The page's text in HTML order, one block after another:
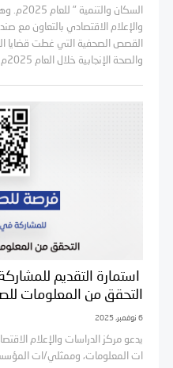
السكان
والإعلام الاقتصادي بالتعاون مع
القصص الصحفية التي غطت قضايا
والصحة الإنجابية خلال العام 2025م.معايير التقد ...
استمارة التقديم
التحقق من المعلومات
6 نوفمبر، 2025
ات المعلومات، وممثلي/ات